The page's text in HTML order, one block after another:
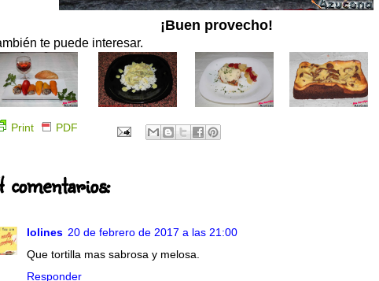
¡Buen provecho!
te puede interesar.
Print PDF
comentarios:
lolines 20 de febrero de 2017 a las 21:00
Que tortilla mas sabrosa y melosa.
Responder